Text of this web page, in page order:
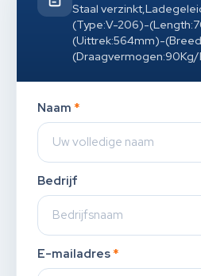
Staal
(Type:V-206)-
(Uittrek:564mm)-
Naam *
Bedrijf
E-mailadres *